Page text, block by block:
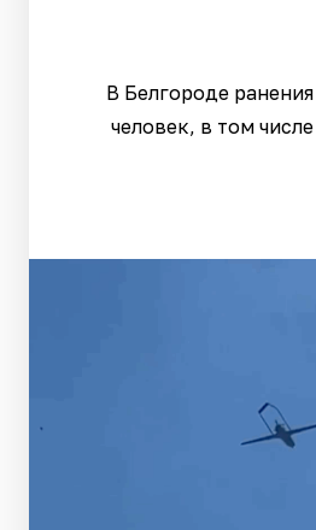
В Белгороде
человек, в том